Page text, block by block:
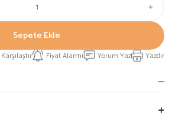
Sepete Ekle
Karşılaştır Fiyat Alarmı Yorum Yaz Yazdır